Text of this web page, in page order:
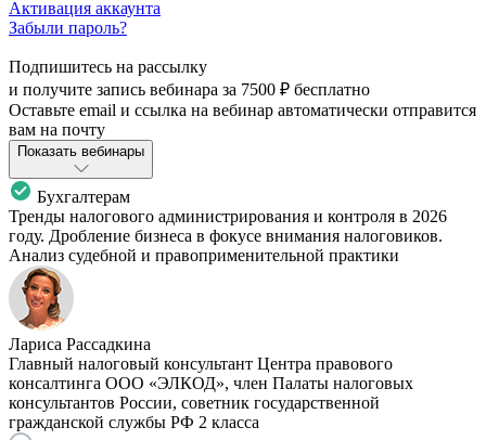
Активация аккаунта
Забыли пароль?
Подпишитесь на рассылку
и получите запись вебинара за 7500 ₽ бесплатно
Оставьте email и ссылка на вебинар автоматически отправится
вам на почту
Показать вебинары
Бухгалтерам
Тренды налогового администрирования и контроля в 2026
году. Дробление бизнеса в фокусе внимания налоговиков.
Анализ судебной и правоприменительной практики
Лариса Рассадкина
Главный налоговый консультант Центра правового
консалтинга ООО «ЭЛКОД», член Палаты налоговых
консультантов России, советник государственной
гражданской службы РФ 2 класса